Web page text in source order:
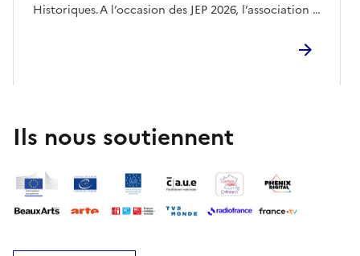
Historiques.A l’occasion des JEP 2026, l’association «
célèbre potier, Pierre-Innocent Guimonneau de la
beaucoup de talent les œuvres de de ce potier
talentueux.Venez voir ces chefs d’œuvres !Visites
18hRestauration sur place
Ils nous soutiennent